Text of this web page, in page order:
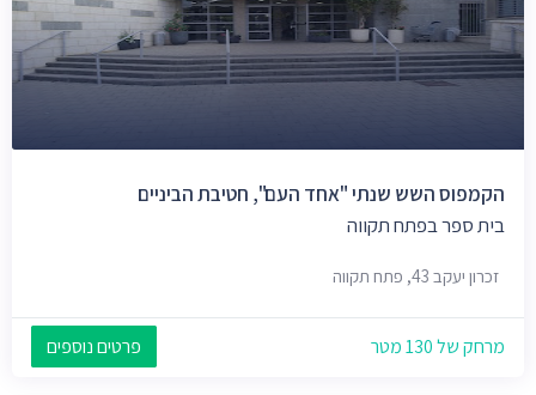
הקמפוס השש שנתי "אחד העם", חטיבת הביניים
בית ספר בפתח תקווה
זכרון יעקב 43, פתח תקווה
מרחק של 130 מטר פרטים נוספים